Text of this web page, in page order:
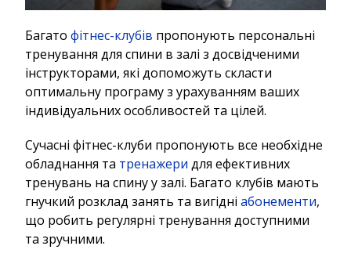
Багато фітнес-клубів пропонують персональні
тренування для спини в залі з досвідченими
інструкторами, які допоможуть скласти
оптимальну програму з урахуванням ваших
індивідуальних особливостей та цілей.
Сучасні фітнес-клуби пропонують все необхідне
обладнання та тренажери для ефективних
тренувань на спину у залі. Багато клубів мають
гнучкий розклад занять та вигідні абонементи,
що робить регулярні тренування доступними
та зручними.